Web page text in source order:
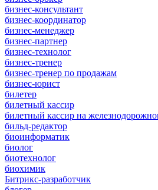
бизнес-консультант
бизнес-координатор
бизнес-менеджер
бизнес-партнер
бизнес-технолог
бизнес-тренер
бизнес-тренер по продажам
бизнес-юрист
билетер
билетный кассир
билетный кассир на
бильд-редактор
биоинформатик
биолог
биотехнолог
биохимик
Битрикс-разработчик